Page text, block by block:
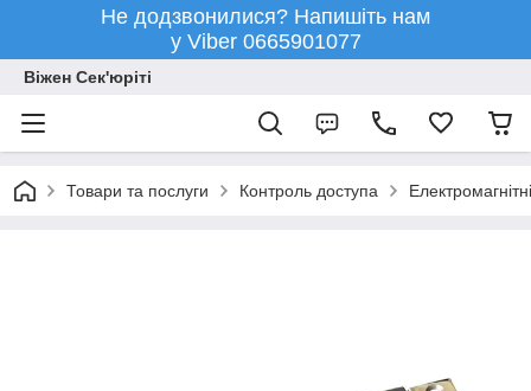
Не додзвонилися? Напишіть нам
у Viber 0665901077
Віжен Сек'юріті
Товари та послуги Контроль доступа